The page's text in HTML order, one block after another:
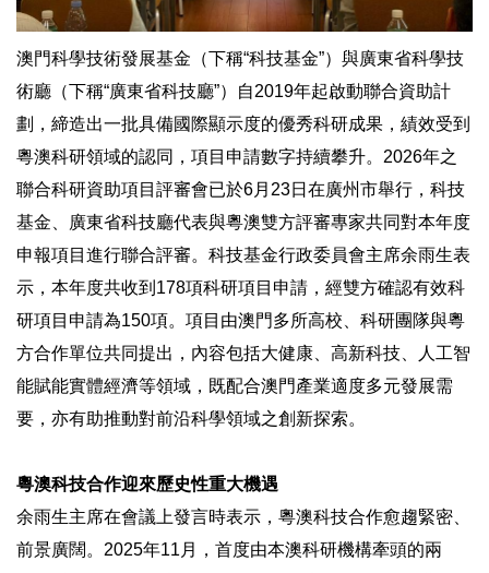
澳門科學技術發展基金（下稱“科技基金”）與廣東省科學技
術廳（下稱“廣東省科技廳”）自2019年起啟動聯合資助計
劃，締造出一批具備國際顯示度的優秀科研成果，績效受到
粵澳科研領域的認同，項目申請數字持續攀升。2026年之
聯合科研資助項目評審會已於6月23日在廣州市舉行，科技
基金、廣東省科技廳代表與粵澳雙方評審專家共同對本年度
申報項目進行聯合評審。科技基金行政委員會主席余雨生表
示，本年度共收到178項科研項目申請，經雙方確認有效科
研項目申請為150項。項目由澳門多所高校、科研團隊與粵
方合作單位共同提出，內容包括大健康、高新科技、人工智
能賦能實體經濟等領域，既配合澳門產業適度多元發展需
要，亦有助推動對前沿科學領域之創新探索。
粵澳科技合作迎來歷史性重大機遇
余雨生主席在會議上發言時表示，粵澳科技合作愈趨緊密、
前景廣闊。2025年11月，首度由本澳科研機構牽頭的兩